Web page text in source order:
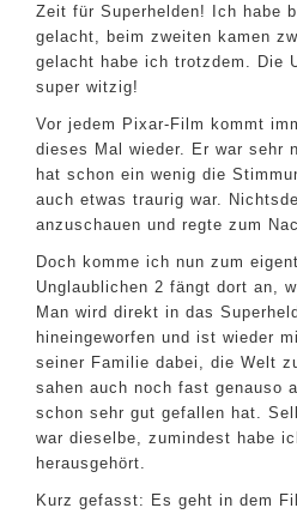
Zeit für Superhelden! Ich habe
gelacht, beim zweiten kamen
gelacht habe ich trotzdem. Die
super witzig!
Vor jedem Pixar-Film kommt
dieses Mal wieder. Er war sehr
hat schon ein wenig die
auch etwas traurig war.
anzuschauen und regte zum
Doch komme ich nun zum
Unglaublichen 2 fängt dort an,
Man wird direkt in das
hineingeworfen und ist wieder
seiner Familie dabei, die Welt
sahen auch noch fast genauso
schon sehr gut gefallen hat.
war dieselbe, zumindest habe
herausgehört.
Kurz gefasst: Es geht in dem